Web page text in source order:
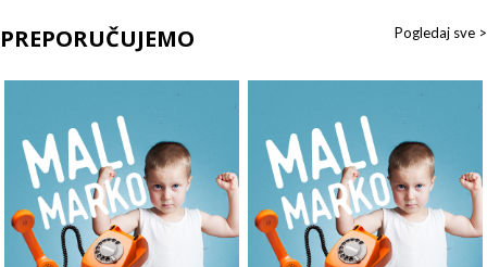
PREPORUČUJEMO Pogledaj sve >